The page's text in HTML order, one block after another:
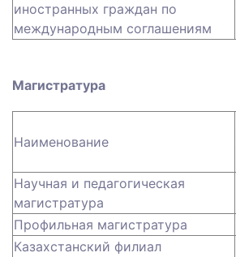
иностранных граждан по
международным соглашениям
Магистратура
Наименование
Научная и педагогическая
магистратура
Профильная магистратура
Казахстанский филиал